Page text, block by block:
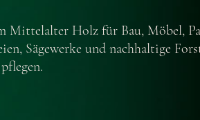
Mittelalter Holz für Bau, Möbel,
Sägewerke und nachhaltige